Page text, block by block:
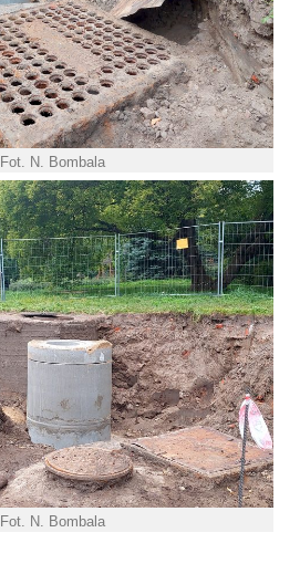
Fot. N. Bombala
Fot. N. Bombala